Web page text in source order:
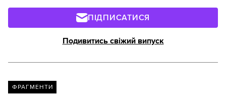
ПІДПИСАТИСЯ
Подивитись свіжий випуск
ФРАГМЕНТИ